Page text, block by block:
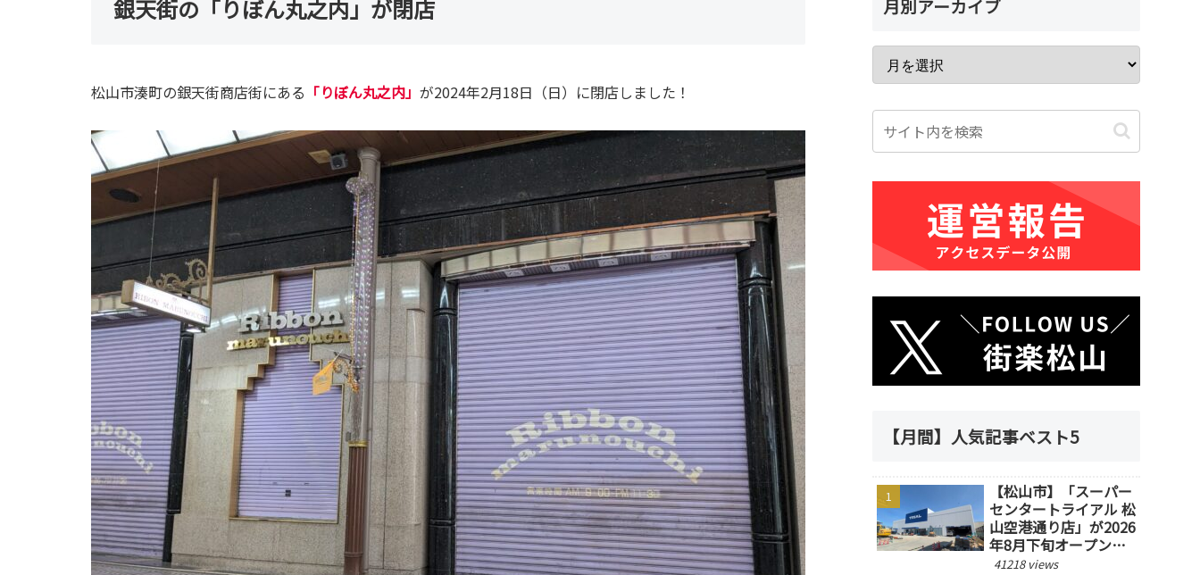
銀天街の「りぼん丸之内」が閉店
松山市湊町の銀天街商店街にある 「りぼん丸之内」 が2024年2月18日（日）に閉店しました！
月別アーカイブ
【月間】人気記事ベスト5
【松山市】「スーパー
センタートライアル 松
山空港通り店」が2026
年8月下旬オープン予
定！
41218 views